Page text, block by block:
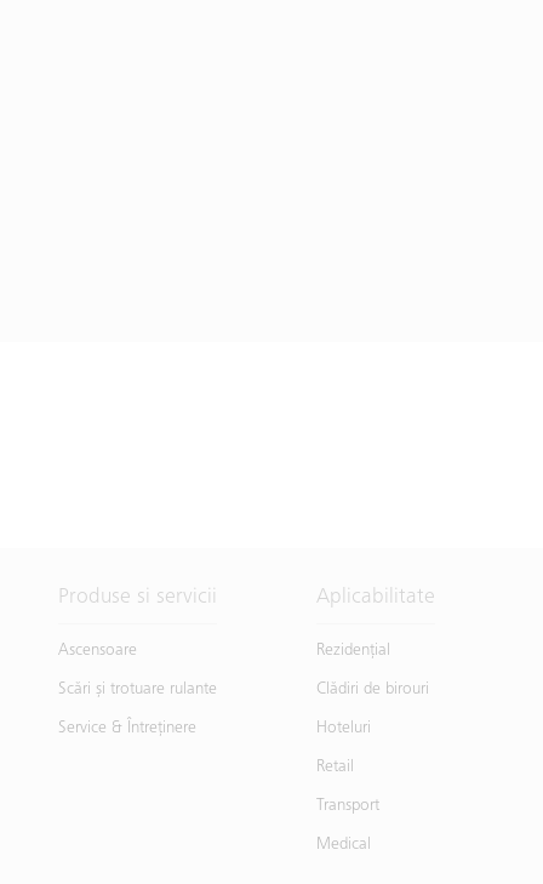
Produse si servicii
Ascensoare
Scări și trotuare rulante
Service & Întreţinere
Aplicabilitate
Rezidențial
Clădiri de birouri
Hoteluri
Retail
Transport
Medical